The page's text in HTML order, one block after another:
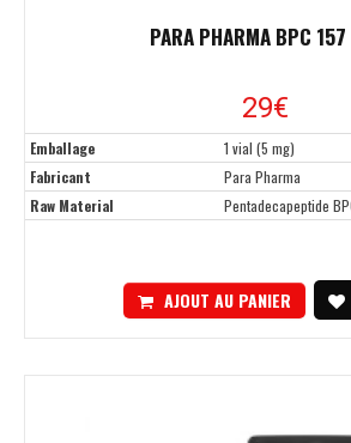
PARA PHARMA BPC
29€
Emballage
1 vial (5 mg)
Fabricant
Para Pharma
Raw Material
Pentadecapeptide
AJOUT AU PANIER